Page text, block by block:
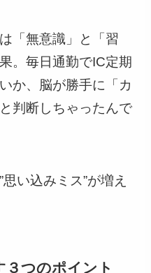
「無意識」と「習
。毎日通勤でIC定期
か、脳が勝手に「カ
判断しちゃったんで
い込みミス”が増え
つのポイント